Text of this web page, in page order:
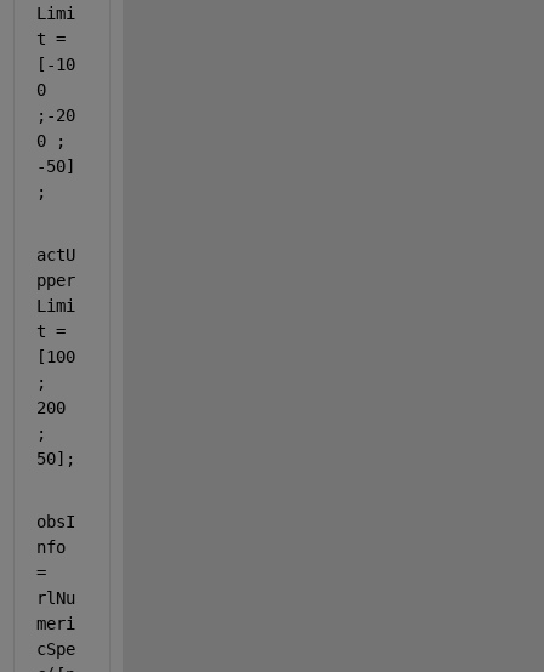
Limi
t =
[-10
0
;-20
0 ;
-50]
;
actU
pper
Limi
t =
[100
;
200
;
50];
obsI
nfo
=
rlNu
meri
cSpe